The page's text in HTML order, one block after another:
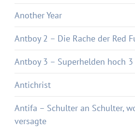
Another Year
Antboy 2 – Die Rache der Red
Antboy 3 – Superhelden hoch 3
Antichrist
Antifa – Schulter an Schulter,
versagte